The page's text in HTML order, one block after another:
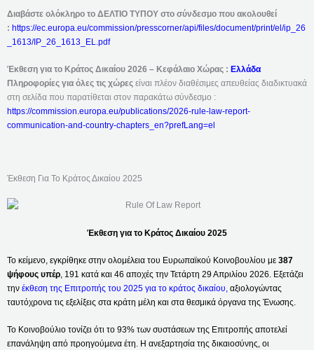
Διαβάστε ολόκληρο το ΔΕΛΤΙΟ ΤΥΠΟΥ στο σύνδεσμο που ακολουθεί
: https://ec.europa.eu/commission/presscorner/api/files/document/print/el/ip_26
_1613/IP_26_1613_EL.pdf
Έκθεση για το Κράτος Δικαίου 2026 – Κεφάλαιο Χώρας : Ελλάδα
Πληροφορίες για όλες τις χώρες είναι πλέον διαθέσιμες απευθείας διαδικτυακά
στη σελίδα που παρατίθεται στον παρακάτω σύνδεσμο :
https://commission.europa.eu/publications/2026-rule-law-report-
communication-and-country-chapters_en?prefLang=el
Έκθεση Για Το Κράτος Δικαίου 2025
Έκθεση για το Κράτος Δικαίου 2025
Το κείμενο, εγκρίθηκε στην ολομέλεια του Ευρωπαϊκού Κοινοβουλίου με 387
ψήφους υπέρ, 191 κατά και 46 αποχές την Τετάρτη 29 Απριλίου 2026. Εξετάζει
την έκθεση της Επιτροπής του 2025 για το κράτος δικαίου, αξιολογώντας
ταυτόχρονα τις εξελίξεις στα κράτη μέλη και στα θεσμικά όργανα της Ένωσης.
Το Κοινοβούλιο τονίζει ότι το 93% των συστάσεων της Επιτροπής αποτελεί
επανάληψη από προηγούμενα έτη. Η ανεξαρτησία της δικαιοσύνης, οι